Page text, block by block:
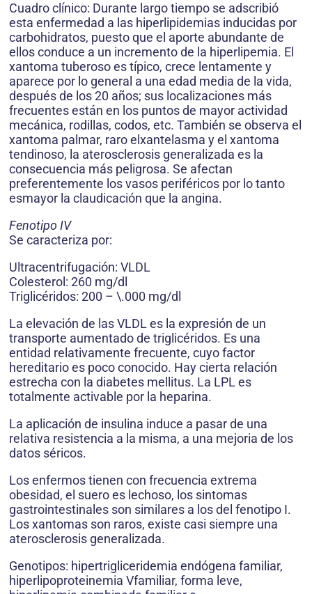
Cuadro clínico: Durante largo tiempo se adscribió
esta enfermedad a las hiperlipidemias inducidas por
carbohidratos, puesto que el aporte abundante de
ellos conduce a un incremento de la hiperlipemia. El
xantoma tuberoso es típico, crece lentamente y
aparece por lo general a una edad media de la vida,
después de los 20 años; sus localizaciones más
frecuentes están en los puntos de mayor actividad
mecánica, rodillas, codos, etc. También se observa el
xantoma palmar, raro elxantelasma y el xantoma
tendinoso, la aterosclerosis generalizada es la
consecuencia más peligrosa. Se afectan
preferentemente los vasos periféricos por lo tanto
esmayor la claudicación que la angina.
Fenotipo IV
Se caracteriza por:
Ultracentrifugación: VLDL
Colesterol: 260 mg/dl
Triglicéridos: 200 – \.000 mg/dl
La elevación de las VLDL es la expresión de un
transporte aumentado de triglicéridos. Es una
entidad relativamente frecuente, cuyo factor
hereditario es poco conocido. Hay cierta relación
estrecha con la diabetes mellitus. La LPL es
totalmente activable por la heparina.
La aplicación de insulina induce a pasar de una
relativa resistencia a la misma, a una mejoria de los
datos séricos.
Los enfermos tienen con frecuencia extrema
obesidad, el suero es lechoso, los sintomas
gastrointestinales son similares a los del fenotipo I.
Los xantomas son raros, existe casi siempre una
aterosclerosis generalizada.
Genotipos: hipertrigliceridemia endógena familiar,
hiperlipoproteinemia Vfamiliar, forma leve,